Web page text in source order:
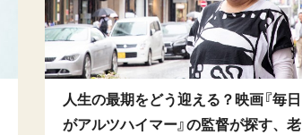
人生の最期をどう迎える？映画『毎日
がアルツハイマー』の監督が探す、老